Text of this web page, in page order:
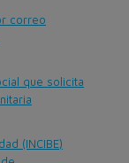
correo
que solicita
(INCIBE)